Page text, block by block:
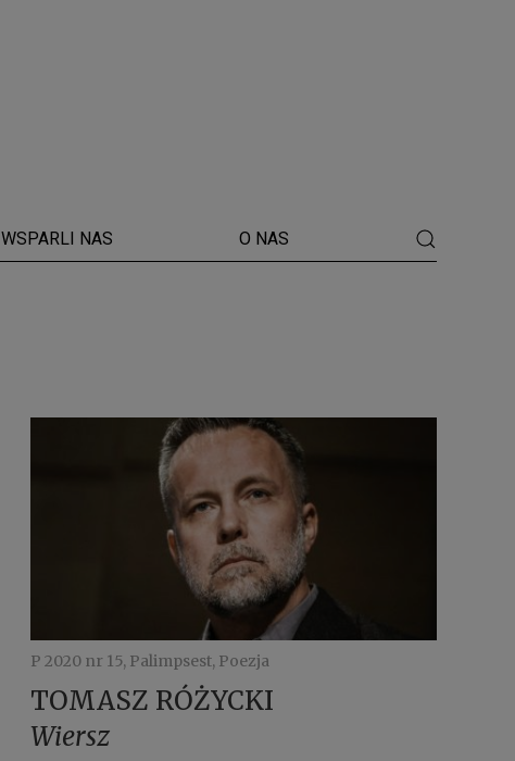
WSPARLI NAS O NAS
P 2020 nr 15, Palimpsest, Poezja
TOMASZ RÓŻYCKI
Wiersz